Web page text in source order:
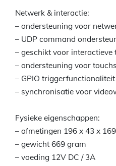
Netwerk & interactie:
– ondersteuning voor
– UDP command
– geschikt voor interactieve
– ondersteuning voor
– GPIO triggerfunctionaliteit
– synchronisatie voor
Fysieke eigenschappen:
– afmetingen 196 x 43 x
– gewicht 669 gram
– voeding 12V DC / 3A